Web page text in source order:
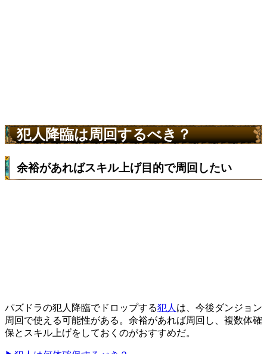
犯人降臨は周回するべき？
余裕があればスキル上げ目的で周回したい
パズドラの犯人降臨でドロップする犯人 は、今後ダンジョン
周回で使える可能性がある。余裕があれば周回し、複数体確
保とスキル上げをしておくのがおすすめだ。